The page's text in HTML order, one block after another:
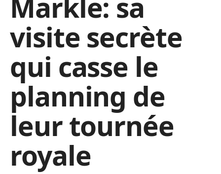
visite secrète
qui casse le
planning de
leur tournée
royale